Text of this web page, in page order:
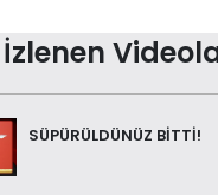
İzlenen
SÜPÜRÜLDÜNÜZ BİTTİ!